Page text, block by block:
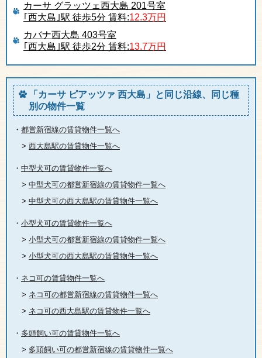
カーサ グラッツェ西大島 201号室
｢西大島｣駅 徒歩5分 賃料:12.3万円
カバナ西大島 403号室
｢西大島｣駅 徒歩2分 賃料:13.7万円
「カーサ ピアッツァ 西大島」と同じ沿線、同じ種
別の物件一覧
・ 都営新宿線の賃貸物件一覧へ
> 西大島駅の賃貸物件一覧へ
・ 中型犬可の賃貸物件一覧へ
> 中型犬可の都営新宿線の賃貸物件一覧へ
> 中型犬可の西大島駅の賃貸物件一覧へ
・ 小型犬可の賃貸物件一覧へ
> 小型犬可の都営新宿線の賃貸物件一覧へ
> 小型犬可の西大島駅の賃貸物件一覧へ
・ ネコ可の賃貸物件一覧へ
> ネコ可の都営新宿線の賃貸物件一覧へ
> ネコ可の西大島駅の賃貸物件一覧へ
・ 多頭飼い可の賃貸物件一覧へ
> 多頭飼い可の都営新宿線の賃貸物件一覧へ